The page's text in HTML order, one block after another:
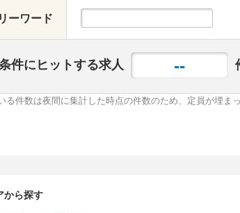
ーワード
件にヒットする求人 --
る件数は夜間に集計した時点の件数のため、定員が埋ま
から探す